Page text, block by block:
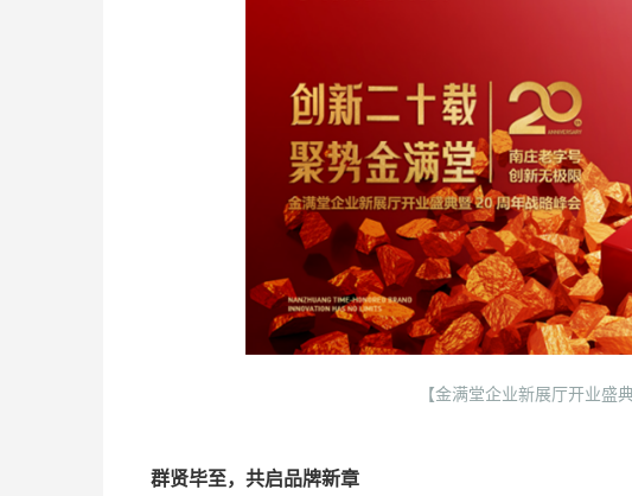
【金满堂企业新展厅开业盛
群贤毕至，共启品牌新章